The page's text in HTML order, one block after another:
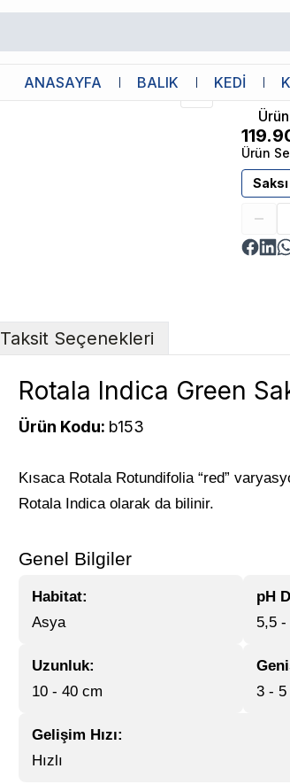
ANASAYFA BALIK KEDİİthâl
Ürün
Saksı
Taksit Seçenekleri
Rotala Indica Green
Ürün Kodu: b153
Kısaca Rotala Rotundifolia “red”
Rotala Indica olarak da bilinir.
Genel Bilgiler
Habitat:
Asya
pH
5,5 -
Uzunluk:
10 - 40 cm
3 - 5
Gelişim Hızı:
Hızlı